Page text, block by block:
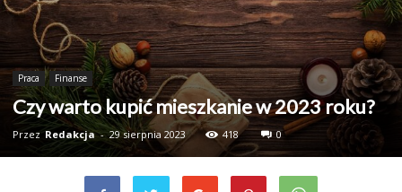
Praca Finanse
Czy warto kupić mieszkanie w 2023 roku?
Przez Redakcja - 29 sierpnia 2023 418 0